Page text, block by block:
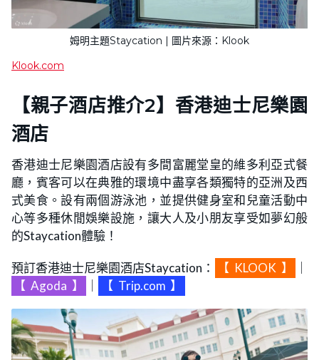
姆明主題Staycation | 圖片來源：Klook
Klook.com
【親子酒店推介2】香港迪士尼樂園
酒店
香港迪士尼樂園酒店設有多間富麗堂皇的維多利亞式餐
廳，賓客可以在典雅的環境中盡享各類獨特的亞洲及西
式美食。設有兩個游泳池，並提供健身室和兒童活動中
心等多種休閒娛樂設施，讓大人及小朋友享受如夢幻般
的Staycation體驗！
預訂香港迪士尼樂園酒店Staycation： 【 KLOOK 】
【 Agoda 】 【 Trip.com 】